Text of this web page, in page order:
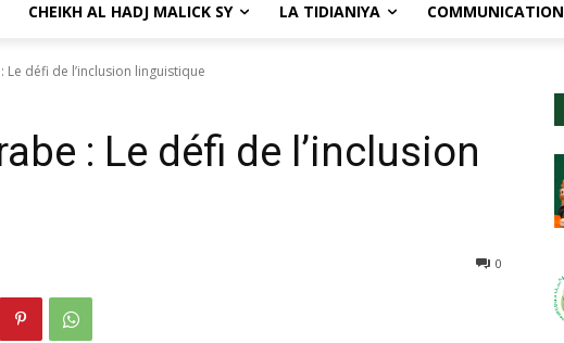
CHEIKH AL HADJ MALICK SY LA TIDIANIYA COMMUNICATION
Le défi de l’inclusion linguistique
: Le défi de l’inclusion
0